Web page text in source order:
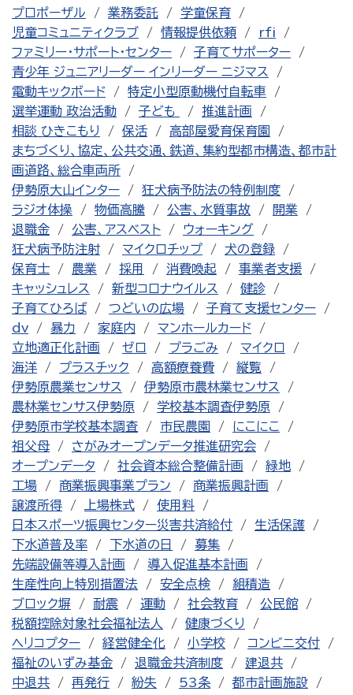
プロポーザル
業務委託
学童保育
児童コミュニティクラブ
情報提供依頼
rfi
ファミリー・サポート・センター
子育てサポーター
青少年 ジュニアリーダー インリーダー ニジマス
電動キックボード
特定小型原動機付自転車
選挙運動 政治活動
子ども
推進計画
相談 ひきこもり
保活
高部屋愛育保育園
まちづくり、協定、公共交通、鉄道、集約型都市構造、都市計
画道路、総合車両所
伊勢原大山インター
狂犬病予防法の特例制度
ラジオ体操
物価高騰 公害、水質事故
開業
退職金
公害、アスベスト
ウォーキング
狂犬病予防注射
マイクロチップ
犬の登録
保育士
農業 採用 消費喚起
事業者支援
キャッシュレス
新型コロナウイルス
健診
子育てひろば
つどいの広場
子育て支援センター
dv
暴力 家庭内
マンホールカード
立地適正化計画
ゼロ プラごみ
マイクロ
海洋
プラスチック 高額療養費
縦覧
伊勢原農業センサス
伊勢原市農林業センサス
農林業センサス伊勢原
学校基本調査伊勢原
伊勢原市学校基本調査
市民農園
にこにこ
祖父母
さがみオープンデータ推進研究会
オープンデータ
社会資本総合整備計画
緑地
工場
商業振興事業プラン
商業振興計画
譲渡所得
上場株式
使用料
日本スポーツ振興センター災害共済給付
生活保護
下水道普及率
下水道の日
募集
先端設備等導入計画
導入促進基本計画
生産性向上特別措置法
安全点検
組積造
ブロック塀
耐震 運動 社会教育
公民館
税額控除対象社会福祉法人
健康づくり
ヘリコプター
経営健全化 小学校
コンビニ交付
福祉のいずみ基金
退職金共済制度
建退共
中退共
再発行 紛失 53条
都市計画施設